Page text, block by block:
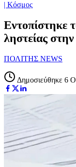
| Κόσμος
Εντοπίστηκε
ληστείας
ΠΟΛΙΤΗΣ NEWS
Δημοσιεύθηκε 6